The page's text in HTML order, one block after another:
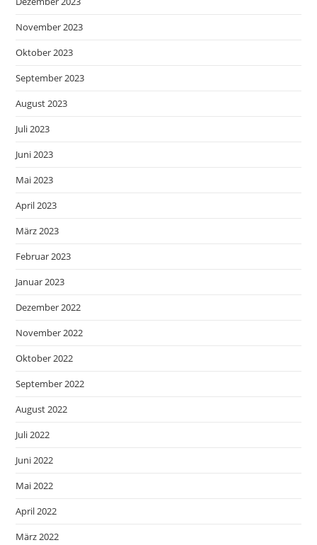
November 2023
Oktober 2023
September 2023
August 2023
Juli 2023
Juni 2023
Mai 2023
April 2023
März 2023
Februar 2023
Januar 2023
Dezember 2022
November 2022
Oktober 2022
September 2022
August 2022
Juli 2022
Juni 2022
Mai 2022
April 2022
März 2022